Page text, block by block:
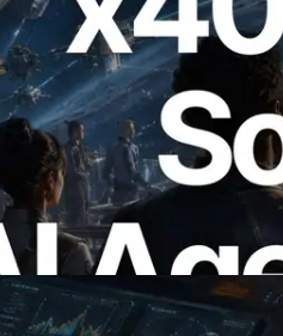
RPC ที่รองรับ x402
งินให้ API ที่ต้องใช้